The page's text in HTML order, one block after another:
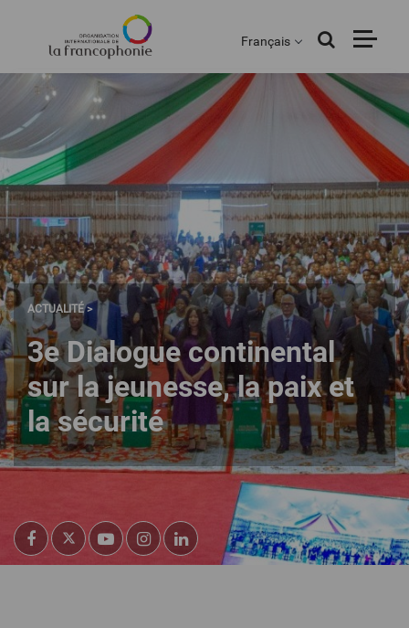
principal
Français
ACTUALITÉ >
3e Dialogue continental
sur la jeunesse, la paix et
la sécurité